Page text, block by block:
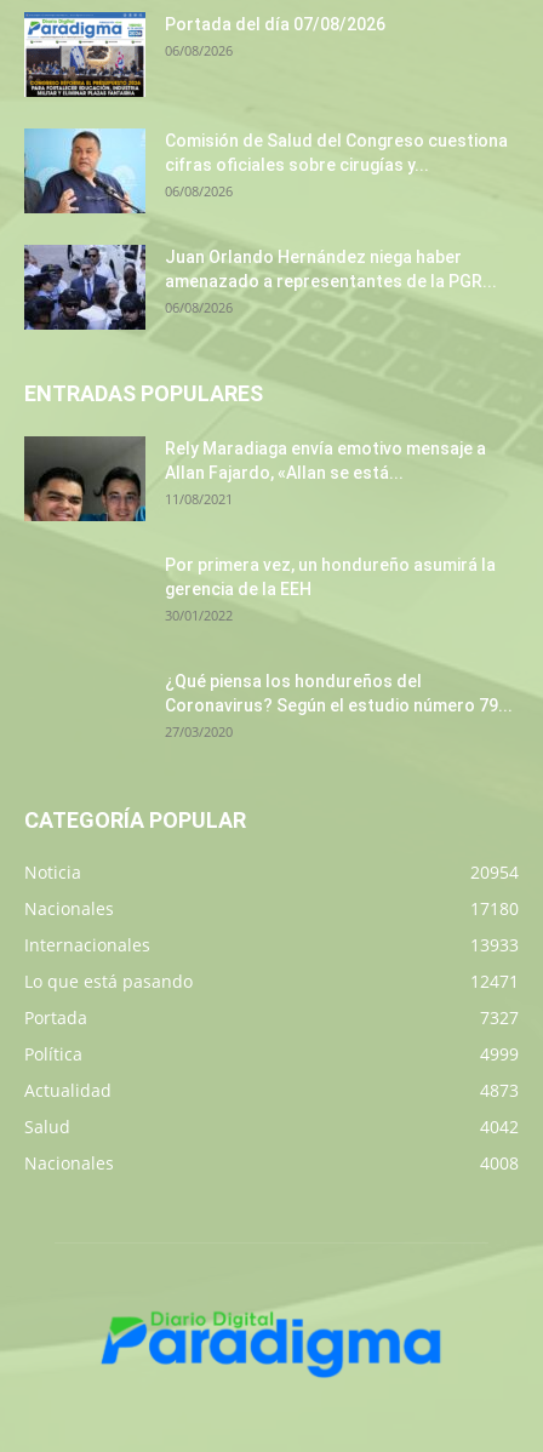
Portada del día 07/08/2026
06/08/2026
Comisión de Salud del Congreso cuestiona
cifras oficiales sobre cirugías y...
06/08/2026
Juan Orlando Hernández niega haber
amenazado a representantes de la PGR...
06/08/2026
ENTRADAS POPULARES
Rely Maradiaga envía emotivo mensaje a
Allan Fajardo, «Allan se está...
11/08/2021
Por primera vez, un hondureño asumirá la
gerencia de la EEH
30/01/2022
¿Qué piensa los hondureños del
Coronavirus? Según el estudio número 79...
27/03/2020
CATEGORÍA POPULAR
Noticia
20954
Nacionales
17180
Internacionales
13933
Lo que está pasando
12471
Portada
7327
Política
4999
Actualidad
4873
Salud
4042
Nacionales
4008